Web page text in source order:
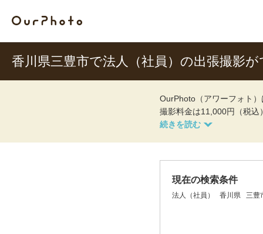
香川県三豊市で法人（社員）の出張撮影
OurPhoto（アワーフォト
撮影料金は11,000円（税込
現在の検索条件
法人（社員） 香川県 三豊